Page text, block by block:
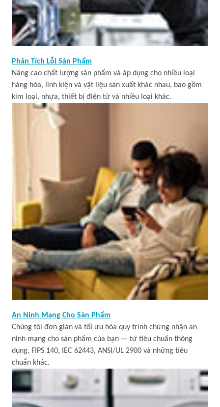
Phân Tích Lỗi Sản Phẩm
Nâng cao chất lượng sản phẩm và áp dụng cho nhiều loại
hàng hóa, linh kiện và vật liệu sản xuất khác nhau, bao gồm
kim loại, nhựa, thiết bị điện tử và nhiều loại khác.
An Ninh Mạng Cho Sản Phẩm
Chúng tôi đơn giản và tối ưu hóa quy trình chứng nhận an
ninh mạng cho sản phẩm của bạn — từ tiêu chuẩn thông
dụng, FIPS 140, IEC 62443, ANSI/UL 2900 và những tiêu
chuẩn khác.